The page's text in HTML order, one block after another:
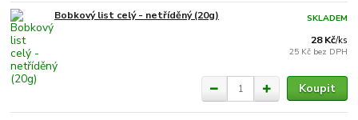
Bobkový list celý - netříděný (20g)
28 Kč/ks
25 Kč bez DPH
SKLADEM
Koupit